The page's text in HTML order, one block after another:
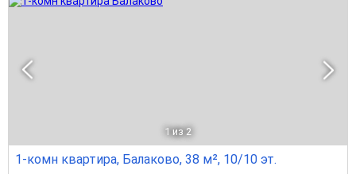
1 из 2
1-комн квартира, Балаково, 38 м², 10/10 эт.